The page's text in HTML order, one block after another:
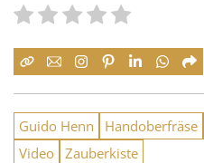
Guido Henn Handoberfräse
Video Zauberkiste